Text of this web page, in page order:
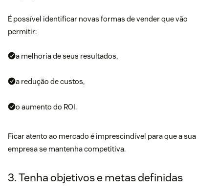
É possível identificar novas formas de vender que vão
permitir:
a melhoria de seus resultados,
a redução de custos,
o aumento do ROI.
Ficar atento ao mercado é imprescindível para que a sua
empresa se mantenha competitiva.
3. Tenha objetivos e metas definidas